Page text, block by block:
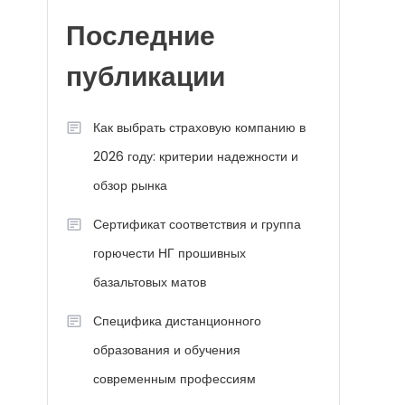
Последние
публикации
Как выбрать страховую компанию в
2026 году: критерии надежности и
обзор рынка
Сертификат соответствия и группа
горючести НГ прошивных
базальтовых матов
Специфика дистанционного
образования и обучения
современным профессиям